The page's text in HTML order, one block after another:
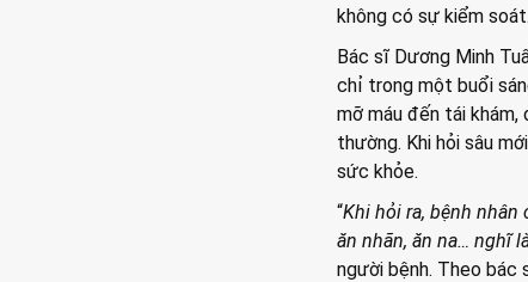
không có sự kiểm soát.
Bác sĩ Dương Minh
chỉ trong một buổi
mỡ máu đến tái
thường. Khi hỏi sâu
sức khỏe.
“Khi hỏi ra, bệnh nhân
ăn nhãn, ăn na… nghĩ
người bệnh. Theo bác